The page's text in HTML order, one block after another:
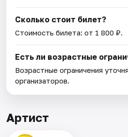
Сколько стоит билет?
Стоимость билета: от 1 800 ₽.
Есть ли возрастные
Возрастные ограничения
организаторов.
Артист